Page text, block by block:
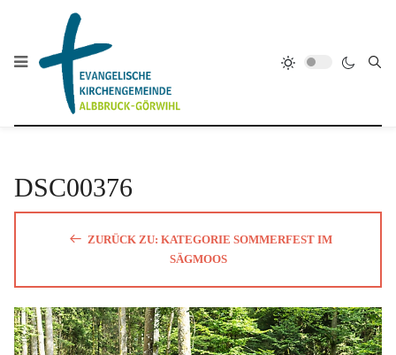
DSC00376
ZURÜCK ZU: KATEGORIE SOMMERFEST IM
SÄGMOOS